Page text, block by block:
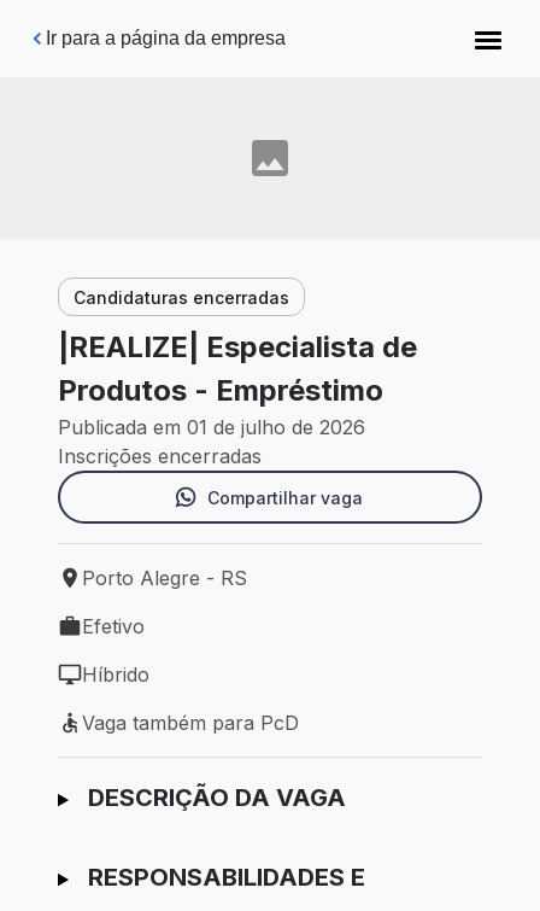
Pular para o conteúdo principal
Ir para a página da empresa
Candidaturas encerradas
|REALIZE| Especialista de
Produtos - Empréstimo
Publicada em 01 de julho de 2026
Inscrições encerradas
Compartilhar vaga
Local de trabalho: Porto Alegre - RS
Porto Alegre - RS
Tipo de vaga: Efetivo
Efetivo
Modelo de trabalho: Híbrido
Híbrido
Vaga também para PcD
Vaga também para PcD
Ir para candidatura
DESCRIÇÃO DA VAGA
RESPONSABILIDADES E